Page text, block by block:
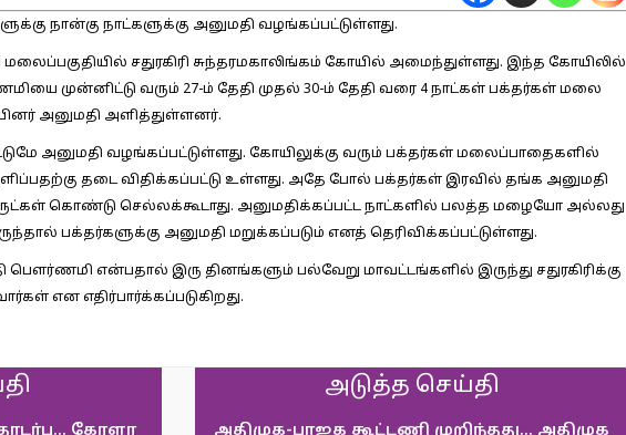
நான்கு நாட்களுக்கு அனுமதி வழங்கப்பட்டுள்ளது.
சதுரகிரி சுந்தரமகாலிங்கம் கோயில் அமைந்துள்ளது. இந்த கோயிலில்
முன்னிட்டு வரும் 27-ம் தேதி முதல் 30-ம் தேதி வரை 4 நாட்கள் பக்தர்கள் மலை
அனுமதி அளித்துள்ளனர்.
அனுமதி வழங்கப்பட்டுள்ளது. கோயிலுக்கு வரும் பக்தர்கள் மலைப்பாதைகளில்
தடை விதிக்கப்பட்டு உள்ளது. அதே போல் பக்தர்கள் இரவில் தங்க அனுமதி
கொண்டு செல்லக்கூடாது. அனுமதிக்கப்பட்ட நாட்களில் பலத்த மழையோ அல்லது
பக்தர்களுக்கு அனுமதி மறுக்கப்படும் எனத் தெரிவிக்கப்பட்டுள்ளது.
பௌர்ணமி என்பதால் இரு தினங்களும் பல்வேறு மாவட்டங்களில் இருந்து சதுரகிரிக்கு
என எதிர்பார்க்கப்படுகிறது.
கேரளா
அடுத்த செய்தி
அதிமுக-பாஜக கூட்டணி முறிந்தது… அதிமுக